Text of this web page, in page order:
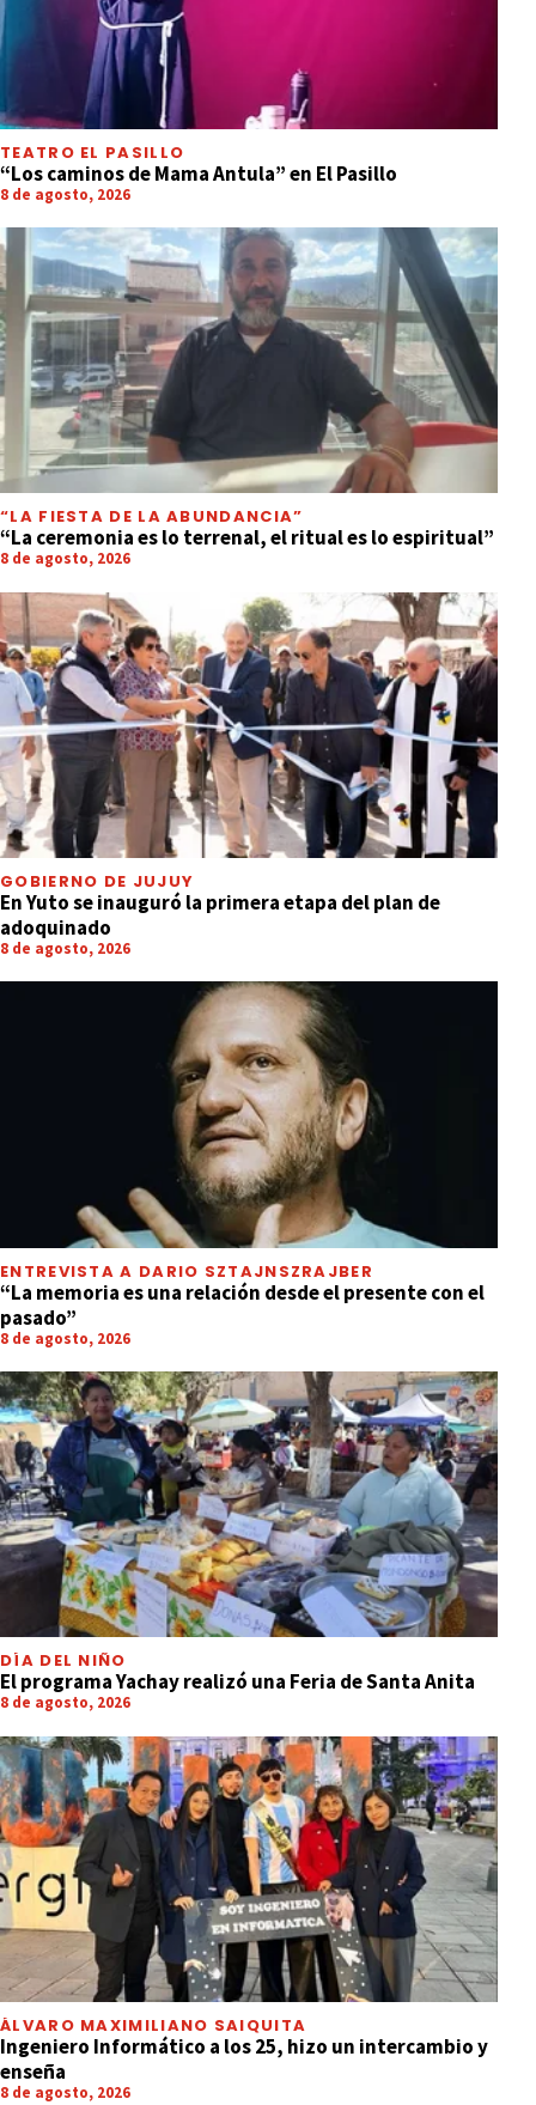
TEATRO EL PASILLO
“Los caminos de Mama Antula” en El Pasillo
8 de agosto, 2026
“LA FIESTA DE LA ABUNDANCIA”
“La ceremonia es lo terrenal, el ritual es lo espiritual”
8 de agosto, 2026
GOBIERNO DE JUJUY
En Yuto se inauguró la primera etapa del plan de
adoquinado
8 de agosto, 2026
ENTREVISTA A DARIO SZTAJNSZRAJBER
“La memoria es una relación desde el presente con el
pasado”
8 de agosto, 2026
DÍA DEL NIÑO
El programa Yachay realizó una Feria de Santa Anita
8 de agosto, 2026
ÁLVARO MAXIMILIANO SAIQUITA
Ingeniero Informático a los 25, hizo un intercambio y
enseña
8 de agosto, 2026